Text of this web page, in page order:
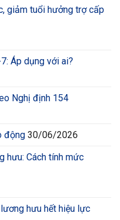
giảm tuổi hưởng trợ cấp
Áp dụng với ai?
Nghị định 154
động 30/06/2026
hưu: Cách tính mức
hưu hết hiệu lực